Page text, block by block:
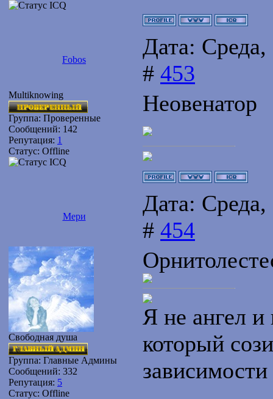
Fobos
Дата:
# 453
Multiknowing
Группа: Проверенные
Сообщений: 142
Репутация: 1
Статус: Offline
Неовенатор
Мери
Дата:
# 454
Свободная душа
Группа: Главные Админы
Сообщений: 332
Репутация: 5
Статус: Offline
Я не ангел и
который